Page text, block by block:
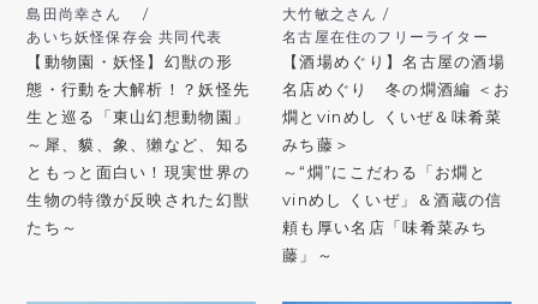
島田尚幸さん /
あいち妖怪保存会 共同代表
【動物園・妖怪】幻獣の形
態・行動を大解析！？妖怪先
生と巡る「東山幻想動物園」
～犀、貘、象、獺など、知る
ともっと面白い！現実世界の
生物の特徴が反映された幻獣
たち～
大竹敏之さん /
名古屋在住のフリーライター
【酒場めぐり】名古屋の酒場
名店めぐり 冬の燗酒編 ＜お
燗とvinめし くいぜ＆味肴菜
みち藤＞
～“燗”にこだわる「お燗と
vinめし くいぜ」＆酒蔵の信
頼も厚い名店「味肴菜みち
藤」～